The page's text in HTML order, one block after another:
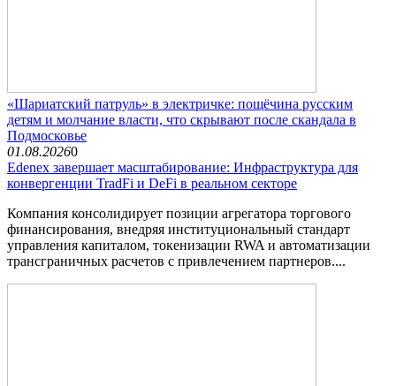
«Шариатский патруль» в электричке: пощёчина русским
детям и молчание власти, что скрывают после скандала в
Подмосковье
01.08.20260
Edenex завершает масштабирование: Инфраструктура для
конвергенции TradFi и DeFi в реальном секторе
Компания консолидирует позиции агрегатора торгового
финансирования, внедряя институциональный стандарт
управления капиталом, токенизации RWA и автоматизации
трансграничных расчетов с привлечением партнеров....